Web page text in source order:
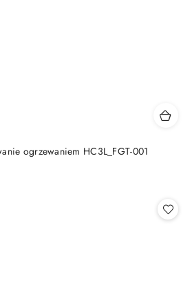
ogrzewaniem HC3L_FGT-001